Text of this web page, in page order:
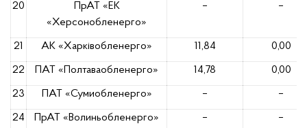
20
ПрАТ «ЕК
«Херсонобленерго»
– –
21 АК «Харківобленерго» 11,84 0,00
22 ПАТ «Полтаваобленерго» 14,78 0,00
23 ПАТ «Сумиобленерго» – –
24 ПрАТ «Волиньобленерго» – –